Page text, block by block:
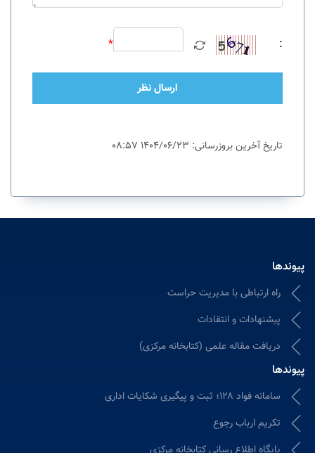
:
*
ارسال نظر
تاریخ آخرین بروزرسانی: 1404/06/23 08:57
پیوندها
راه ارتباطی با مدیریت حراست
پیشنهادات و انتقادات
دریافت مقاله علمی (کتابخانه مرکزی)
پیوندها
سامانه فواد ۱۲۸؛ ثبت و پیگیری شکایات اداری
تکریم ارباب رجوع